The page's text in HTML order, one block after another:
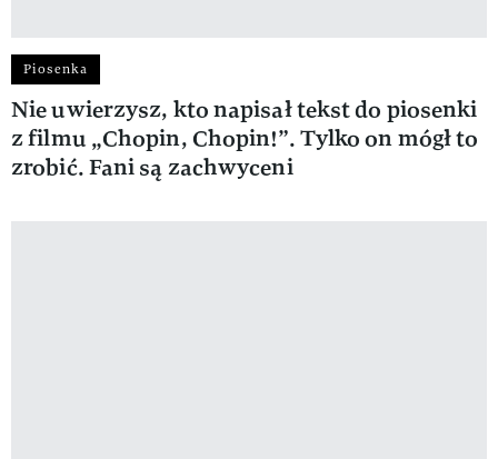
Piosenka
Nie uwierzysz, kto napisał tekst do piosenki
z filmu „Chopin, Chopin!”. Tylko on mógł to
zrobić. Fani są zachwyceni